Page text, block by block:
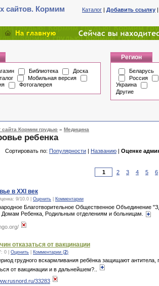
сайтов. Кормим
Каталог | Добавить ссылку
Библиотека
Доска
Мобильная версия
Фотогалерея
Регион
Беларусь
Россия
Украина
Другие
сайта Кормим грудью » Медицина
ребенка
Сортировать по: Популярности | Названию | Оценке
2 3 4 5 6
в XXI век
9/10.0 Оценить Комментарии
Благотворительное Общественное Объединение
Ребенка, Родильным отделениям и больницам.
отказаться от вакцинации
0 | Оценить Комментарии (2)
грудного вскармливания ребёнка защищают
от вакцинации и в дальнейшем?..
33283